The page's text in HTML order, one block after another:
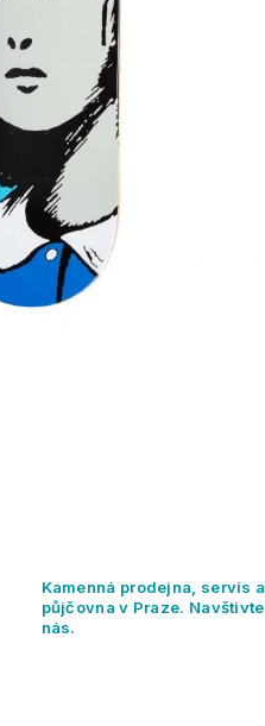
Kamenná prodejna, servis a
půjčovna v Praze. Navštivte
nás.